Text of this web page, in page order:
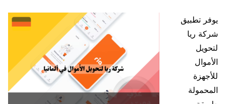
يوفر تطبيق
شركة ريا
لتحويل
الأموال
للأجهزة
المحمولة